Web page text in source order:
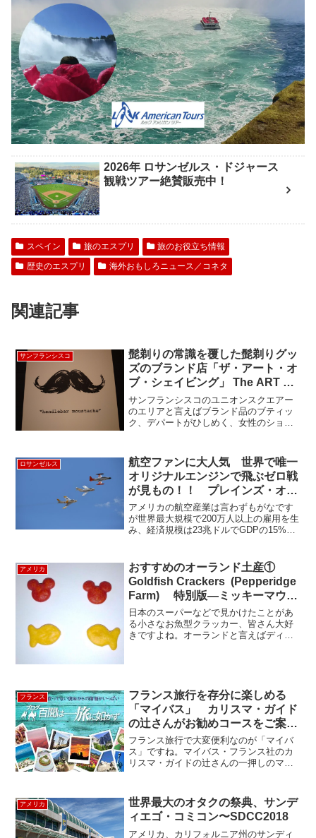
2026年 ロサンゼルス・ドジャース
観戦ツアー絶賛販売中！
スペイン 旅のエスプリ
旅のお役立ち情報
歴史のエスプリ
海外おもしろニュース／コネタ
関連記事
サンフランシスコ
髭剃りの常識を覆した髭剃りグッ
ズのブランド店「ザ・アート・オ
ブ・シェイビング」 The ART of
SHAVING
サンフランシスコのユニオンスクエアー
のエリアと言えばブランド品のブティッ
ク、デパートがひしめく、女性のショッ
あります。The ART of Shaving というお
店が...
ロサンゼルス
航空ファンに大人気 世界で唯一
オリジナルエンジンで飛ぶゼロ戦
が見もの！！ プレインズ・オ
ブ・フェイムのエアーショー
アメリカの航空産業は言わずもがなです
が世界最大規模で200万人以上の雇用を生
み、経済規模は23兆ドルでGDPの15%近
されるエアーショーも大盛況です。その
中で一風変わっ...
アメリカ
おすすめのオーランド土産①
Goldfish Crackers (Pepperidge
Farm) 特別版―ミッキーマウ
ス チェダークラッカー
日本のスーパーなどで見かけたことがあ
る小さなお魚型クラッカー、皆さん大好
きですよね。オーランドと言えばディズ
フランス
フランス旅行を存分に楽しめる
「マイバス」 カリスマ・ガイド
の辻さんがお勧めコースをご案
内！
フランス旅行で大変便利なのが「マイバ
ス」ですね。マイバス・フランス社のカ
リスマ・ガイドの辻さんの一押しのマイ
内観光から始めてみましょう。バスで市
内をまわりながらベ...
アメリカ
世界最大のオタクの祭典、サンデ
ィエゴ・コミコン〜SDCC2018
アメリカ、カリフォルニア州のサンディ